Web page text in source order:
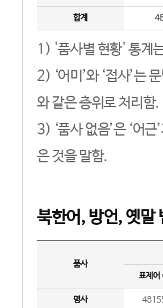
합계
1) '품사별 현황' 통계
2) ‘어미’와 ‘접사’는
와 같은 층위로 처리함.
3) ‘품사 없음’은 ‘어
은 것을 말함.
북한어, 방언, 옛말
품사
표제어
명사